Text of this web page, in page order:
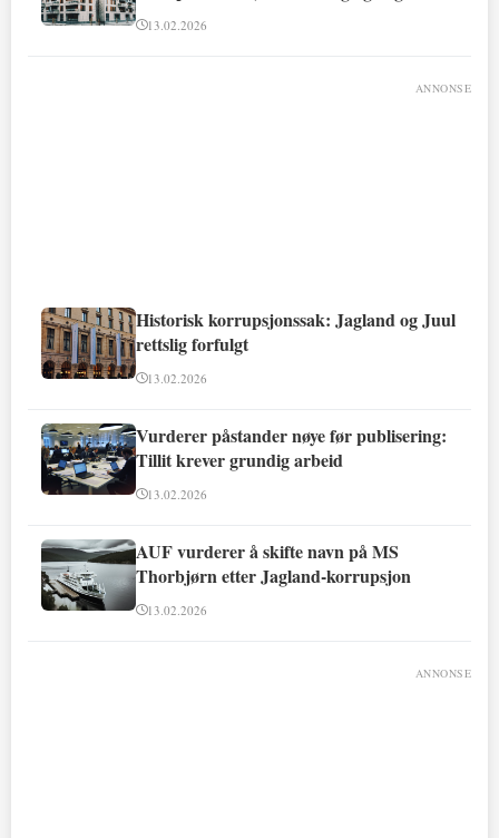
involvert
13.02.2026
ANNONSE
Historisk korrupsjonssak: Jagland og Juul
rettslig forfulgt
13.02.2026
Vurderer påstander nøye før publisering:
Tillit krever grundig arbeid
13.02.2026
AUF vurderer å skifte navn på MS
Thorbjørn etter Jagland-korrupsjon
13.02.2026
ANNONSE